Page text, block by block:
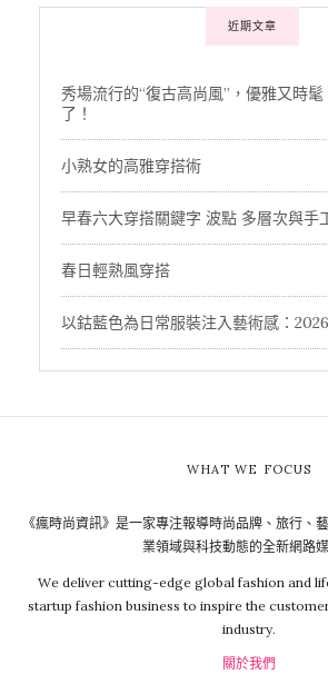
近期文章
秀場流行的“復古高尚風”，優雅又時
了！
小熟女的高雅穿搭術
早春六大穿搭關鍵字 波點 多層次與手
春日輕熟風穿搭
以鈷藍色為日常服裝注入藝術感：
WHAT WE FOCUS
《瘋時尚資訊》是一家專注報導時尚品牌、旅行、
業領域與科技動態的全新網路
We deliver cutting-edge global fashion and
startup fashion business to inspire the
industry.
關於我們